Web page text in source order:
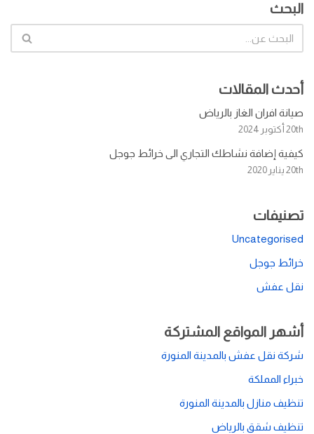
البحث
أحدث المقالات
صيانة افران الغاز بالرياض
20th أكتوبر 2024
كيفية إضافة نشاطك التجاري الى خرائط جوجل
20th يناير 2020
تصنيفات
Uncategorised
خرائط جوجل
نقل عفش
أشهر المواقع المشتركة
شركة نقل عفش بالمدينة المنورة
خبراء المملكة
تنظيف منازل بالمدينة المنورة
تنظيف شقق بالرياض